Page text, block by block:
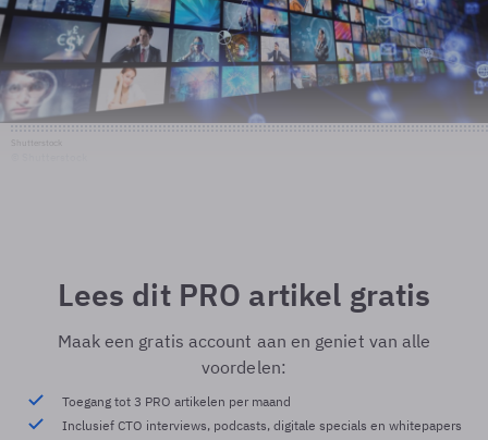
Lees dit PRO artikel gratis
Maak een gratis account aan en geniet van alle
voordelen:
Toegang tot 3 PRO artikelen per maand
Inclusief CTO interviews, podcasts, digitale specials en whitepapers